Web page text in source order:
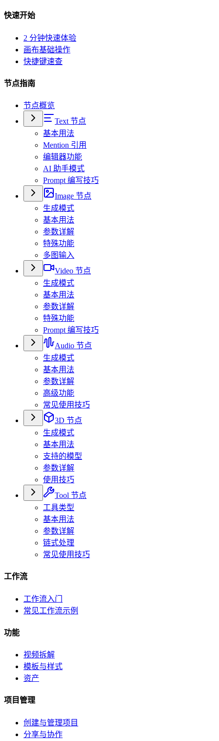
快速开始
2 分钟快速体验
画布基础操作
快捷键速查
节点指南
节点概览
Text 节点
基本用法
Mention 引用
编辑器功能
AI 助手模式
Prompt 编写技巧
Image 节点
生成模式
基本用法
参数详解
特殊功能
多图输入
Video 节点
生成模式
基本用法
参数详解
特殊功能
Prompt 编写技巧
Audio 节点
生成模式
基本用法
参数详解
高级功能
常见使用技巧
3D 节点
生成模式
基本用法
支持的模型
参数详解
使用技巧
Tool 节点
工具类型
基本用法
参数详解
链式处理
常见使用技巧
工作流
工作流入门
常见工作流示例
功能
视频拆解
模板与样式
资产
项目管理
创建与管理项目
分享与协作